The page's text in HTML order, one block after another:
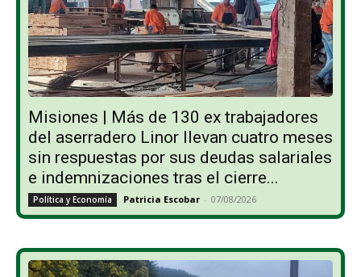
Misiones | Más de 130 ex trabajadores
del aserradero Linor llevan cuatro meses
sin respuestas por sus deudas salariales
e indemnizaciones tras el cierre...
Política y Economía Patricia Escobar - 07/08/2026